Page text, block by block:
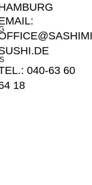
040-63 60
18